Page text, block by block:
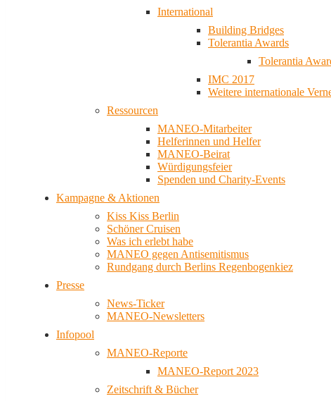
International
Building Bridges
Tolerantia Awards
Tolerantia
IMC 2017
Weitere internationale
Ressourcen
MANEO-Mitarbeiter
Helferinnen und Helfer
MANEO-Beirat
Würdigungsfeier
Spenden und Charity-Events
Kampagne & Aktionen
Kiss Kiss Berlin
Schöner Cruisen
Was ich erlebt habe
MANEO gegen Antisemitismus
Rundgang durch Berlins Regenbogenkiez
Presse
News-Ticker
MANEO-Newsletters
Infopool
MANEO-Reporte
MANEO-Report 2023
Zeitschrift & Bücher